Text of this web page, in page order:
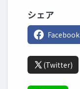
シェア
Facebook
(Twitter)